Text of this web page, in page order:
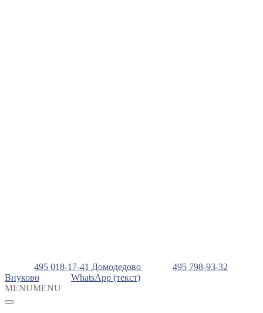
495 018-17-41 Домодедово
495 798-93-32
Внуково
WhatsApp (текст)
MENUMENU